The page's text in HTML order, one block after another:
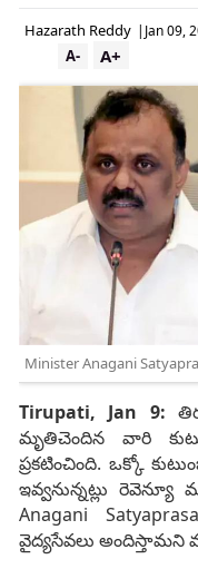
Hazarath Reddy | Jan 09,
A+
A-
Minister Anagani
Tirupati, Jan 9:
మృతిచెందిన వారి
ప్రకటించింది. ఒక్కో
ఇవ్వనున్నట్లు
Anagani
వైద్యసేవలు అందిస్తామని